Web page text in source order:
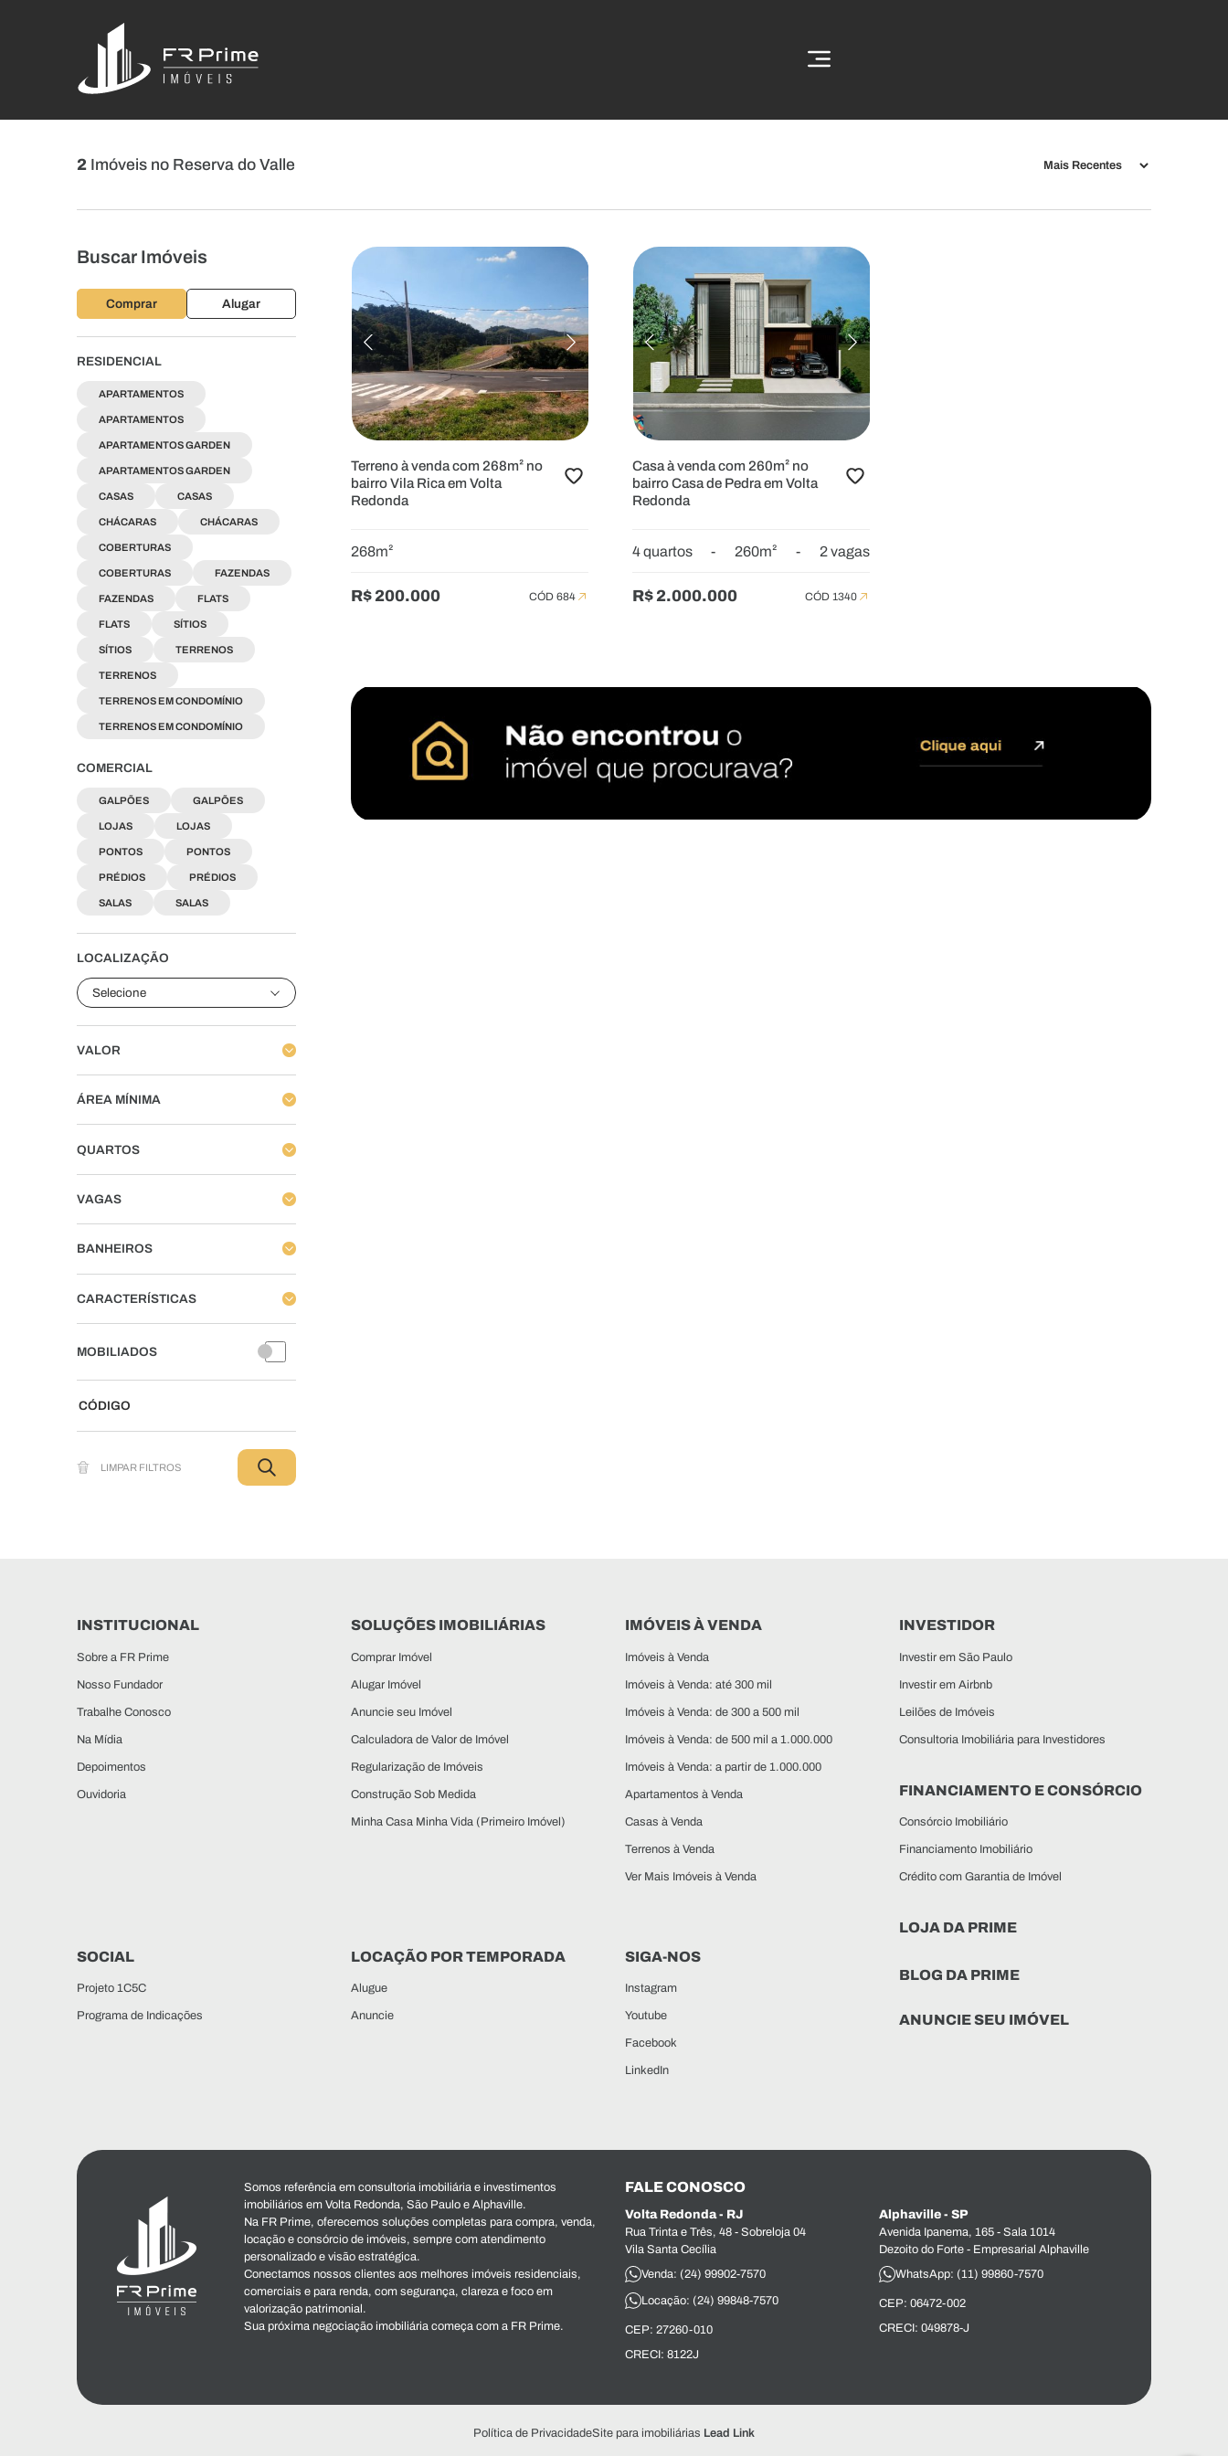
2 Imóveis no Reserva do Valle
Buscar Imóveis
Comprar Alugar
RESIDENCIAL
APARTAMENTOS
APARTAMENTOS
APARTAMENTOS GARDEN
APARTAMENTOS GARDEN
CASAS CASAS
CHÁCARAS CHÁCARAS
COBERTURAS
COBERTURAS FAZENDAS
FAZENDAS FLATS
FLATS SÍTIOS
SÍTIOS TERRENOS
TERRENOS
TERRENOS EM CONDOMÍNIO
TERRENOS EM CONDOMÍNIO
COMERCIAL
GALPÕES GALPÕES
LOJAS LOJAS
PONTOS PONTOS
PRÉDIOS PRÉDIOS
SALAS SALAS
LOCALIZAÇÃO
Selecione
VALOR
ÁREA MÍNIMA
QUARTOS
VAGAS
BANHEIROS
CARACTERÍSTICAS
MOBILIADOS
Terreno à venda com 268m² no
bairro Vila Rica em Volta
Redonda
268m²
R$ 200.000 CÓD 684
Casa à venda com 260m² no
bairro Casa de Pedra em Volta
Redonda
4 quartos - 260m² - 2 vagas
R$ 2.000.000 CÓD 1340
INSTITUCIONAL
Sobre a FR Prime
Nosso Fundador
Trabalhe Conosco
Na Mídia
Depoimentos
Ouvidoria
SOLUÇÕES IMOBILIÁRIAS
Comprar Imóvel
Alugar Imóvel
Anuncie seu Imóvel
Calculadora de Valor de Imóvel
Regularização de Imóveis
Construção Sob Medida
Minha Casa Minha Vida (Primeiro Imóvel)
IMÓVEIS À VENDA
Imóveis à Venda
Imóveis à Venda: até 300 mil
Imóveis à Venda: de 300 a 500 mil
Imóveis à Venda: de 500 mil a 1.000.000
Imóveis à Venda: a partir de 1.000.000
Apartamentos à Venda
Casas à Venda
Terrenos à Venda
Ver Mais Imóveis à Venda
SOCIAL
Projeto 1C5C
Programa de Indicações
LOCAÇÃO POR TEMPORADA
Alugue
Anuncie
SIGA-NOS
Instagram
Youtube
Facebook
LinkedIn
INVESTIDOR
Investir em São Paulo
Investir em Airbnb
Leilões de Imóveis
Consultoria Imobiliária para Investidores
FINANCIAMENTO E CONSÓRCIO
Consórcio Imobiliário
Financiamento Imobiliário
Crédito com Garantia de Imóvel
LOJA DA PRIME
BLOG DA PRIME
ANUNCIE SEU IMÓVEL
Somos referência em consultoria imobiliária e investimentos
imobiliários em Volta Redonda, São Paulo e Alphaville.
Na FR Prime, oferecemos soluções completas para compra, venda,
locação e consórcio de imóveis, sempre com atendimento
personalizado e visão estratégica.
Conectamos nossos clientes aos melhores imóveis residenciais,
comerciais e para renda, com segurança, clareza e foco em
valorização patrimonial.
Sua próxima negociação imobiliária começa com a FR Prime.
FALE CONOSCO
Volta Redonda - RJ
Rua Trinta e Três, 48 - Sobreloja 04
Vila Santa Cecília
Venda: (24) 99902-7570
Locação: (24) 99848-7570
CEP: 27260-010
CRECI: 8122J
Alphaville - SP
Avenida Ipanema, 165 - Sala 1014
Dezoito do Forte - Empresarial Alphaville
WhatsApp: (11) 99860-7570
CEP: 06472-002
CRECI: 049878-J
Política de PrivacidadeSite para imobiliárias Lead Link